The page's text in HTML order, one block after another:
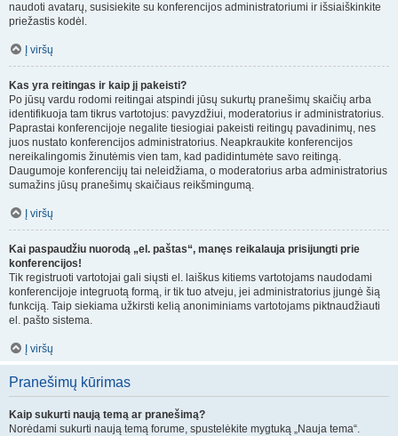
naudoti avatarų, susisiekite su konferencijos administratoriumi ir išsiaiškinkite
priežastis kodėl.
Į viršų
Kas yra reitingas ir kaip jį pakeisti?
Po jūsų vardu rodomi reitingai atspindi jūsų sukurtų pranešimų skaičių arba
identifikuoja tam tikrus vartotojus: pavyzdžiui, moderatorius ir administratorius.
Paprastai konferencijoje negalite tiesiogiai pakeisti reitingų pavadinimų, nes
juos nustato konferencijos administratorius. Neapkraukite konferencijos
nereikalingomis žinutėmis vien tam, kad padidintumėte savo reitingą.
Daugumoje konferencijų tai neleidžiama, o moderatorius arba administratorius
sumažins jūsų pranešimų skaičiaus reikšmingumą.
Į viršų
Kai paspaudžiu nuorodą „el. paštas“, manęs reikalauja prisijungti prie
konferencijos!
Tik registruoti vartotojai gali siųsti el. laiškus kitiems vartotojams naudodami
konferencijoje integruotą formą, ir tik tuo atveju, jei administratorius įjungė šią
funkciją. Taip siekiama užkirsti kelią anoniminiams vartotojams piktnaudžiauti
el. pašto sistema.
Į viršų
Pranešimų kūrimas
Kaip sukurti naują temą ar pranešimą?
Norėdami sukurti naują temą forume, spustelėkite mygtuką „Nauja tema“.